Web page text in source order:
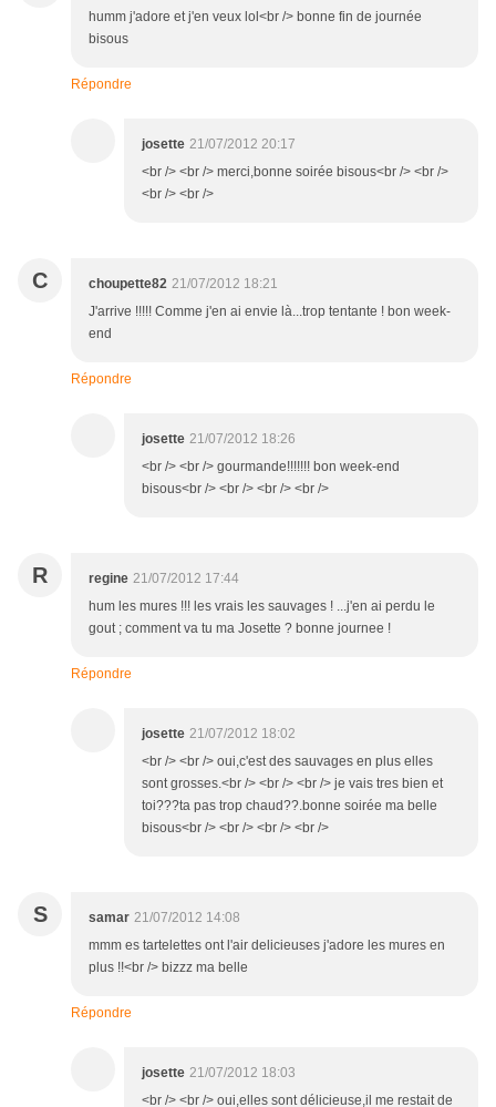
humm j'adore et j'en veux lol<br /> bonne fin de journée
bisous
Répondre
josette 21/07/2012 20:17
<br /> <br /> merci,bonne soirée bisous<br /> <br />
<br /> <br />
C choupette82 21/07/2012 18:21
J'arrive !!!!! Comme j'en ai envie là...trop tentante ! bon week-
end
Répondre
josette 21/07/2012 18:26
<br /> <br /> gourmande!!!!!!! bon week-end
bisous<br /> <br /> <br /> <br />
R regine 21/07/2012 17:44
hum les mures !!! les vrais les sauvages ! ...j'en ai perdu le
gout ; comment va tu ma Josette ? bonne journee !
Répondre
josette 21/07/2012 18:02
<br /> <br /> oui,c'est des sauvages en plus elles
sont grosses.<br /> <br /> <br /> je vais tres bien et
toi???ta pas trop chaud??.bonne soirée ma belle
bisous<br /> <br /> <br /> <br />
S samar 21/07/2012 14:08
mmm es tartelettes ont l'air delicieuses j'adore les mures en
plus !!<br /> bizzz ma belle
Répondre
josette 21/07/2012 18:03
<br /> <br /> oui,elles sont délicieuse,il me restait de